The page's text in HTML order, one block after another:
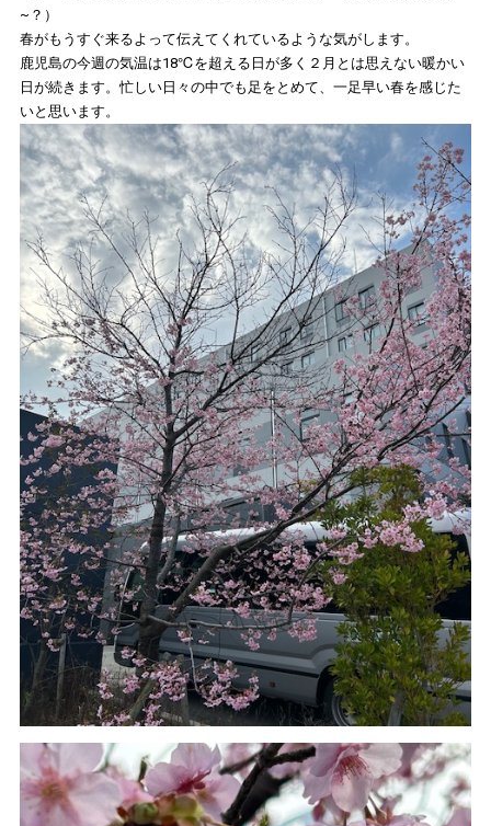
~？）
春がもうすぐ来るよって伝えてくれているような気がします。
鹿児島の今週の気温は18℃を超える日が多く２月とは思えない暖かい
日が続きます。忙しい日々の中でも足をとめて、一足早い春を感じた
いと思います。